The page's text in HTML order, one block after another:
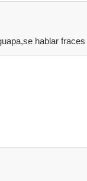
hablar